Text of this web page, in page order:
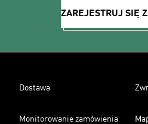
ZAREJESTRUJ SIĘ
Dostawa
Monitorowanie zamówienia